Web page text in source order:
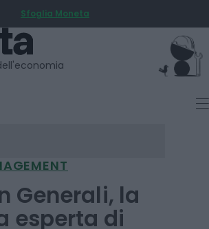
Sfoglia Moneta
Generali, la
esperta di